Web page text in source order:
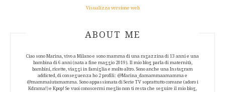
Visualizza versione web
ABOUT AUTHOR
ABOUT ME
Ciao sono Marina, vivo a Milano e sono mamma di una ragazzina di 13 anni e una
bambina di 6 anni (nata a fine maggio 2019). Il mio blog parla di maternità,
bambini, ricette, viaggi in famiglia e molto altro. Sono anche una Instagram
addicted, di conseguenza ho 2 profili: @Marina_damammaamamma e
@mammaiutamamma. Sono appassionata di Serie TV soprattutto coreane (adoro i
Kdrama!) e Kpop! Se vuoi conoscermi meglio non ti resta che seguire il mio blog,